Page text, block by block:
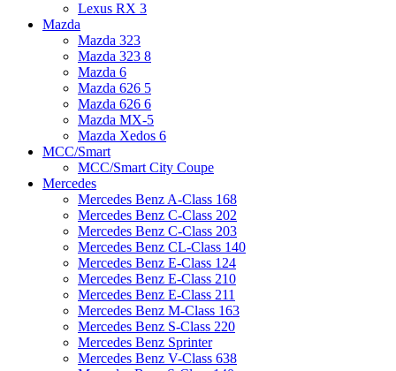
Lexus RX 3
Mazda
Mazda 323
Mazda 323 8
Mazda 6
Mazda 626 5
Mazda 626 6
Mazda MX-5
Mazda Xedos 6
MCC/Smart
MCC/Smart City Coupe
Mercedes
Mercedes Benz A-Class 168
Mercedes Benz C-Class 202
Mercedes Benz C-Class 203
Mercedes Benz CL-Class 140
Mercedes Benz E-Class 124
Mercedes Benz E-Class 210
Mercedes Benz E-Class 211
Mercedes Benz M-Class 163
Mercedes Benz S-Class 220
Mercedes Benz Sprinter
Mercedes Benz V-Class 638